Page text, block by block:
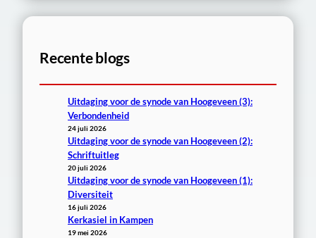
n
Recente blogs
Uitdaging voor de synode van Hoogeveen (3):
Verbondenheid
24 juli 2026
Uitdaging voor de synode van Hoogeveen (2):
Schriftuitleg
20 juli 2026
Uitdaging voor de synode van Hoogeveen (1):
Diversiteit
16 juli 2026
Kerkasiel in Kampen
19 mei 2026